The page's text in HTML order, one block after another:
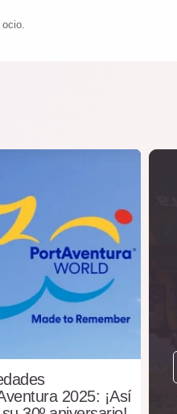
2025: ¡Así